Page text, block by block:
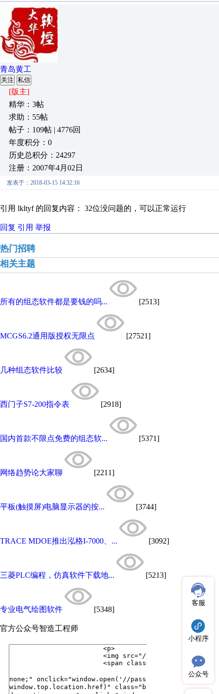
青岛黄工
关注 私信
[版主]
精华：3帖
求助：55帖
帖子：109帖 | 4776回
年度积分：0
历史总积分：24297
注册：2007年4月02日
发表于：2018-03-15 14:32:16
引用 lkltyf 的回复内容： 32位没问题的，可以正常运行
回复 引用 举报
热门招聘
相关主题
所有的组态软件都是要钱的吗... [2513]
MCGS6.2通用版授权无限点 [27521]
几种组态软件比较 [2634]
西门子S7-200指令表 [2918]
国内首款不限点免费的组态软... [5371]
网络趋势论大家聊 [2211]
平板(触摸屏)电脑显示器的按... [3744]
TRACE MDOE推出泓格I-7000、... [3092]
三菱PLC编程，仿真软件下载地... [5213]
专业电气绘图软件 [5348]
官方公众号智造工程师
客服
小程序
公众号